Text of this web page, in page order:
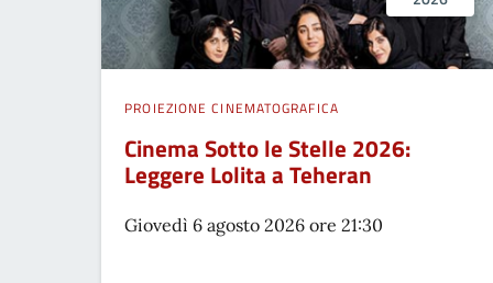
PROIEZIONE CINEMATOGRAFICA
Cinema Sotto le Stelle 2026:
Leggere Lolita a Teheran
Giovedì 6 agosto 2026 ore 21:30